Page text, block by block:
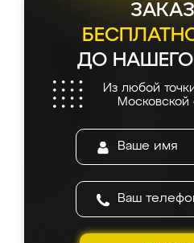
ДО
Из любой
Московской